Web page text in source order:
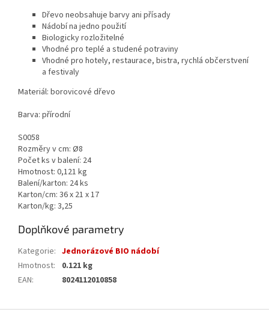
Dřevo neobsahuje barvy ani přísady
Nádobí na jedno použití
Biologicky rozložitelné
Vhodné pro teplé a studené potraviny
Vhodné pro hotely, restaurace, bistra, rychlá občerstvení
a festivaly
Materiál: borovicové dřevo
Barva: přírodní
S0058
Rozměry v cm: Ø8
Počet ks v balení: 24
Hmotnost: 0,121 kg
Balení/karton: 24 ks
Karton/cm: 36 x 21 x 17
Karton/kg: 3,25
Doplňkové parametry
Kategorie: Jednorázové BIO nádobí
Hmotnost:
0.121 kg
EAN: 8024112010858